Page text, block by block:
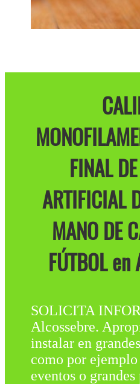
FINAL
ARTIFICIAL
MANO DE
FÚTBOL
SOLICITA
Alcossebre.
instalar en
como por
eventos o grandes